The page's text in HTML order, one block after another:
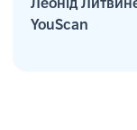
Леонід
YouScan